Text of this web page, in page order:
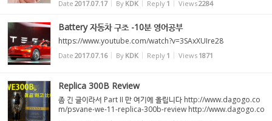
e.com/watch?v=QqNCXDi-aBE https://www.youtube.com/wa
Date 2017.07.17 By KDK Reply 1 Views2284
Battery 자동차 구조 -10분 영어공부
https://www.youtube.com/watch?v=3SAxXUIre28
Date 2017.07.16 By KDK Reply 1 Views 1871
Replica 300B Review
좀 긴 글이라서 Part II 만 여기에 올립니다 http://www.dagogo.co
m/psvane-we-11-replica-300b-review http://www.dagogo.co
m/psvane-we-11-replica-300b-review Psvane WE 1:1 Replica